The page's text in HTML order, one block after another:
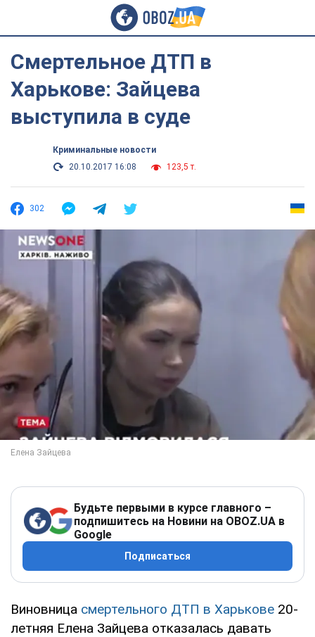
Смертельное ДТП в
Харькове: Зайцева
выступила в суде
Криминальные новости
20.10.2017 16:08
123,5 т.
302
Будьте первыми в курсе главного –
подпишитесь на Новини на OBOZ.UA в
Google
Подписаться
Виновница смертельного ДТП в Харькове 20-
летняя Елена Зайцева отказалась давать